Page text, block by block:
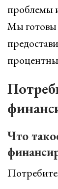
проблемы
Мы готовы
Что